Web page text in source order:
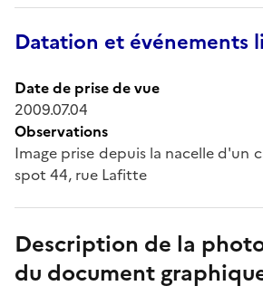
Datation et événements
Date de prise de vue
2009.07.04
Observations
Image prise depuis la nacelle d'un
spot 44, rue Lafitte
Description de la
du document